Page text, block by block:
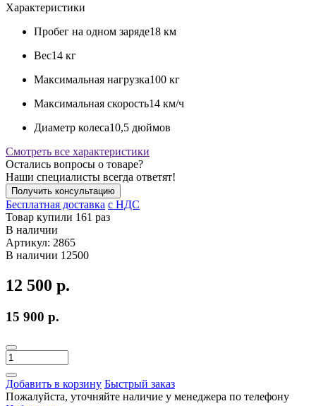
Характеристики
Пробег на одном заряде18 км
Вес14 кг
Максимальная нагрузка100 кг
Максимальная скорость14 км/ч
Диаметр колеса10,5 дюймов
Смотреть все характеристики
Остались вопросы о товаре?
Наши специалисты всегда ответят!
Получить консультацию
Бесплатная доставка c НДС
Товар купили 161 раз
В наличии
Артикул: 2865
В наличии 12500
12 500 р.
15 900 р.
Добавить в корзину Быстрый заказ
Пожалуйста, уточняйте наличие у менеджера по телефону